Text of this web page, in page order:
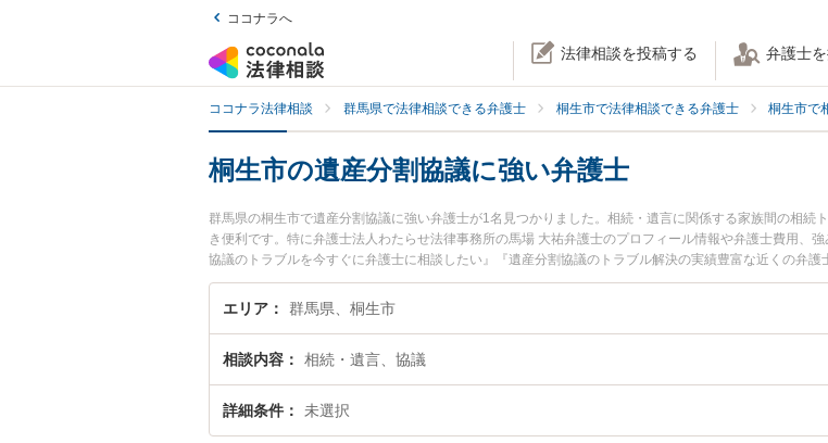
ココナラへ
法律相談を投稿する 弁護士
ココナラ法律相談 群馬県で法律相談できる弁護士 桐生市で法律相談できる弁護士 桐生市で
桐生市の遺産分割協議に強い弁護士
群馬県の桐生市で遺産分割協議に強い弁護士が1名見つかりました。相続・遺言に関係する家族間の相
き便利です。特に弁護士法人わたらせ法律事務所の馬場 大祐弁護士のプロフィール情報や弁護士費用、
協議のトラブルを今すぐに弁護士に相談したい』『遺産分割協議のトラブル解決の実績豊富な近くの弁
内の弁護士に相談予約したい』などでお困りの相談者さんにおすすめです。
エリア 群馬県、桐生市
相談内容 相続・遺言、協議
詳細条件 未選択